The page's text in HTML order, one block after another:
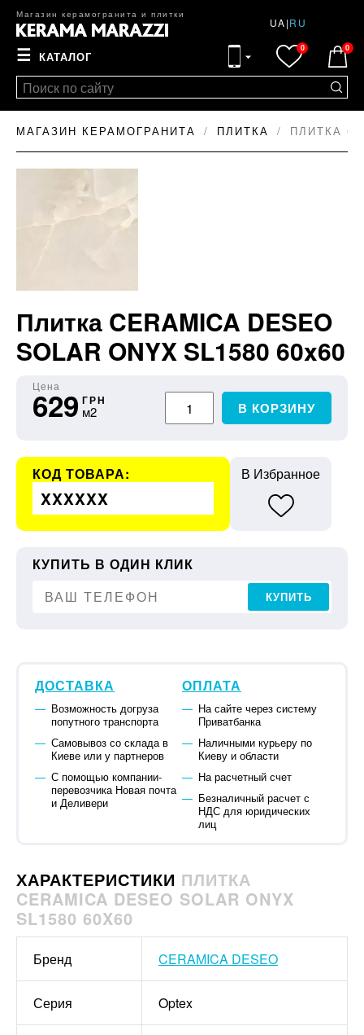
Магазин керамогранита и плитки
UA|RU
☰ КАТАЛОГ
0 0
МАГАЗИН КЕРАМОГРАНИТА ПЛИТКА ПЛИТКА
Плитка CERAMICA DESEO
SOLAR ONYX SL1580 60x60
Цена
629 ГРН
м2 В КОРЗИНУ
КОД ТОВАРА:
XXXXXX
В Избранное
КУПИТЬ В ОДИН КЛИК
КУПИТЬ
ДОСТАВКА
Возможность догруза
попутного транспорта
Самовывоз со склада в
Киеве или у партнеров
С помощью компании-
перевозчика Новая почта
и Деливери
ОПЛАТА
На сайте через систему
Приватбанка
Наличными курьеру по
Киеву и области
На расчетный счет
Безналичный расчет с
НДС для юридических
лиц
ХАРАКТЕРИСТИКИ ПЛИТКА
CERAMICA DESEO SOLAR ONYX
SL1580 60X60
Бренд CERAMICA DESEO
Серия Optex